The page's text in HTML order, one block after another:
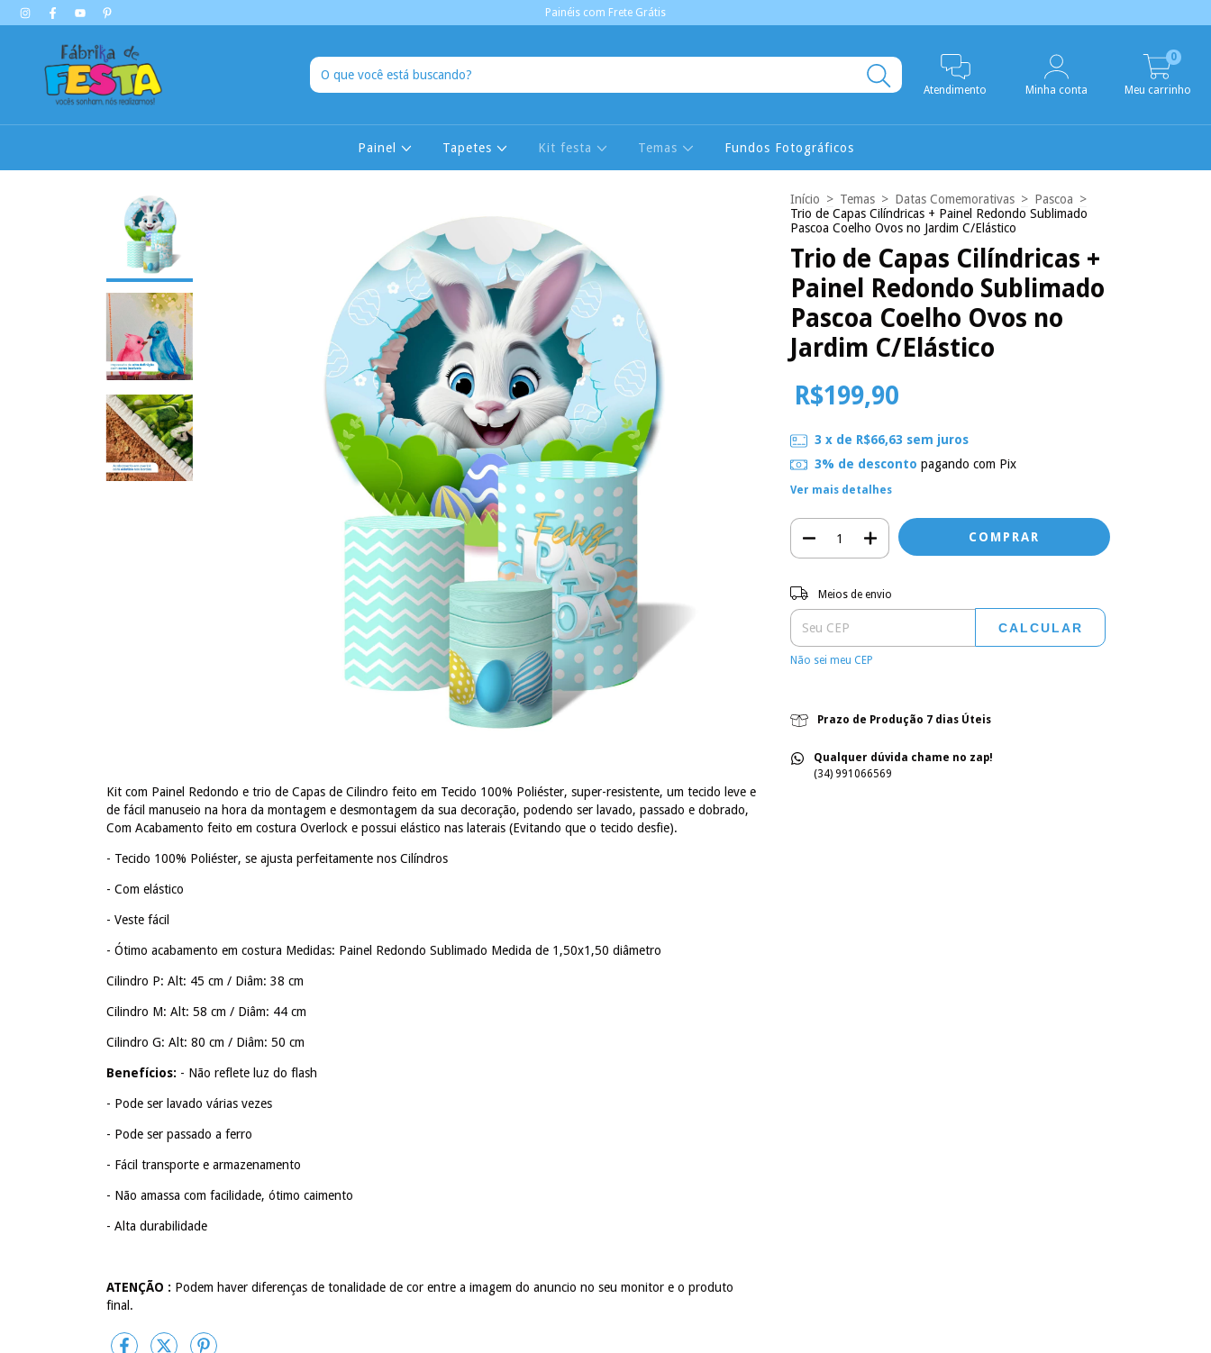
Painéis com Frete Grátis
Atendimento Minha conta Meu carrinho
0
Painel Tapetes Kit festa Temas Fundos Fotográficos
Kit com Painel Redondo e trio de Capas de Cilindro feito em Tecido 100% Poliéster, super-resistente, um tecido leve e
de fácil manuseio na hora da montagem e desmontagem da sua decoração, podendo ser lavado, passado e dobrado,
Com Acabamento feito em costura Overlock e possui elástico nas laterais (Evitando que o tecido desfie).
- Tecido 100% Poliéster, se ajusta perfeitamente nos Cilíndros
- Com elástico
- Veste fácil
- Ótimo acabamento em costura Medidas: Painel Redondo Sublimado Medida de 1,50x1,50 diâmetro
Cilindro P: Alt: 45 cm / Diâm: 38 cm
Cilindro M: Alt: 58 cm / Diâm: 44 cm
Cilindro G: Alt: 80 cm / Diâm: 50 cm
Benefícios: - Não reflete luz do flash
- Pode ser lavado várias vezes
- Pode ser passado a ferro
- Fácil transporte e armazenamento
- Não amassa com facilidade, ótimo caimento
- Alta durabilidade
ATENÇÃO : Podem haver diferenças de tonalidade de cor entre a imagem do anuncio no seu monitor e o produto
final.
Início > Temas > Datas Comemorativas > Pascoa >
Trio de Capas Cilíndricas + Painel Redondo Sublimado
Pascoa Coelho Ovos no Jardim C/Elástico
Trio de Capas Cilíndricas +
Painel Redondo Sublimado
Pascoa Coelho Ovos no
Jardim C/Elástico
R$199,90
3 x de R$66,63 sem juros
3% de desconto pagando com Pix
Ver mais detalhes
Entregas para o CEP:
Meios de envio
CALCULAR
Não sei meu CEP
Prazo de Produção 7 dias Úteis
Qualquer dúvida chame no zap!
(34) 991066569